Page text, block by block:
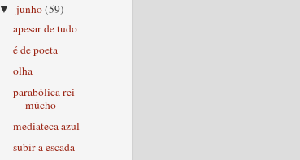
▼junho(59)
apesar de tudo
é de poeta
olha
parabólica rei
múcho
mediateca azul
subir a escada